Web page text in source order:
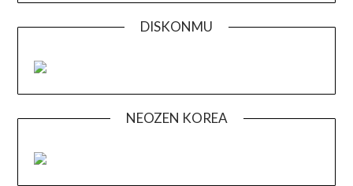
DISKONMU
NEOZEN KOREA